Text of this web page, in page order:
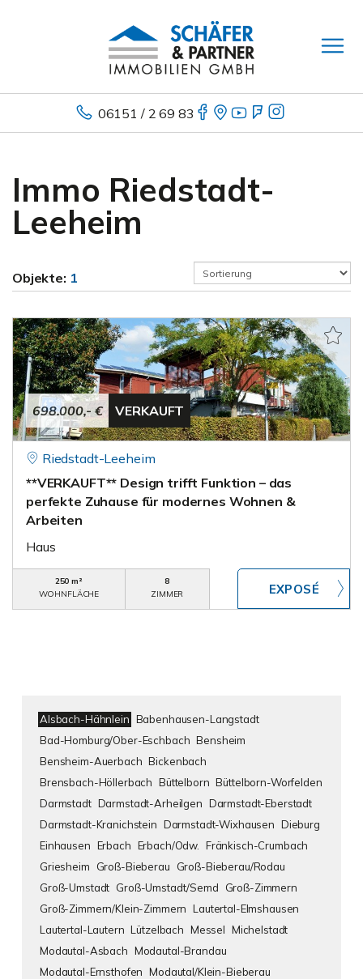
06151 / 2 69 83
Immo Riedstadt-
Leeheim
Objekte: 1
698.000,- € VERKAUFT
Riedstadt-Leeheim
**VERKAUFT** Design trifft Funktion – das
perfekte Zuhause für modernes Wohnen &
Arbeiten
Haus
250 m²
WOHNFLÄCHE
8
ZIMMER
Alsbach-Hähnlein Babenhausen-Langstadt
Bad-Homburg/Ober-Eschbach Bensheim
Bensheim-Auerbach Bickenbach
Brensbach-Höllerbach Büttelborn Büttelborn-Worfelden
Darmstadt Darmstadt-Arheilgen Darmstadt-Eberstadt
Darmstadt-Kranichstein Darmstadt-Wixhausen Dieburg
Einhausen Erbach Erbach/Odw.
Fränkisch-Crumbach
Griesheim
Groß-Bieberau
Groß-Bieberau/Rodau
Groß-Umstadt Groß-Umstadt/Semd
Groß-Zimmern
Groß-Zimmern/Klein-Zimmern Lautertal-Elmshausen
Lautertal-Lautern Lützelbach Messel Michelstadt
Modautal-Asbach Modautal-Brandau
Modautal-Ernsthofen Modautal/Klein-Bieberau